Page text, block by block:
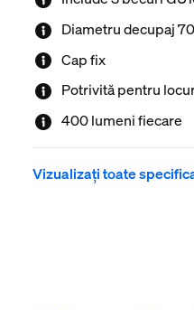
Diametru decupaj
Cap fix
Potrivită pentru
400 lumeni fiecare
Vizualizați toate